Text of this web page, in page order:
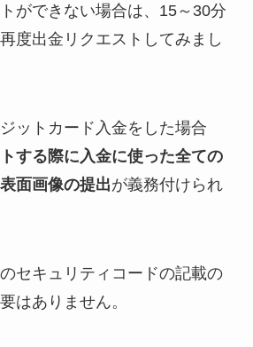
ができない場合は、15～30分
度出金リクエストしてみまし
ットカード入金をした場合
する際に入金に使った全ての
面画像の提出が義務付けられ
セキュリティコードの記載の
はありません。